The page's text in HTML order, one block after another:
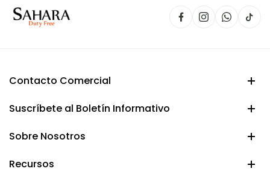
Contacto Comercial
Suscríbete al Boletín Informativo
Sobre Nosotros
Recursos